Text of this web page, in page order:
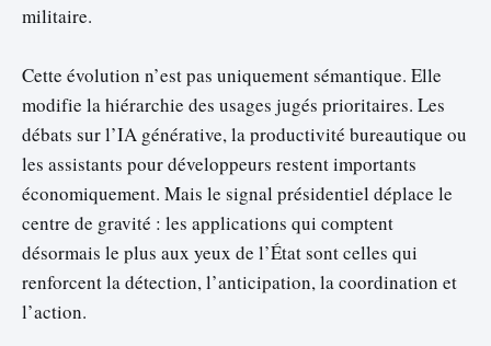
militaire.
Cette évolution n’est pas uniquement sémantique. Elle
modifie la hiérarchie des usages jugés prioritaires. Les
débats sur l’IA générative, la productivité bureautique ou
les assistants pour développeurs restent importants
économiquement. Mais le signal présidentiel déplace le
centre de gravité : les applications qui comptent
désormais le plus aux yeux de l’État sont celles qui
renforcent la détection, l’anticipation, la coordination et
l’action.